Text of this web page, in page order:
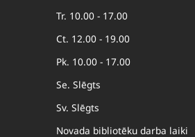
Tr. 10.00 - 17.00
Ct. 12.00 - 19.00
Pk. 10.00 - 17.00
Se. Slēgts
Sv. Slēgts
Novada bibliotēku darba laiki